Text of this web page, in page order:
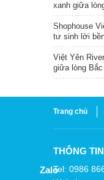
xanh giữa
Shophouse
tư sinh lời
Việt Yên
giữa lòng
Trang chủ
THÔNG
Tel: 0986
Zalo